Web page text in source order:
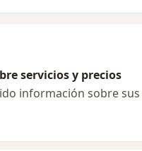
servicios y precios
información sobre